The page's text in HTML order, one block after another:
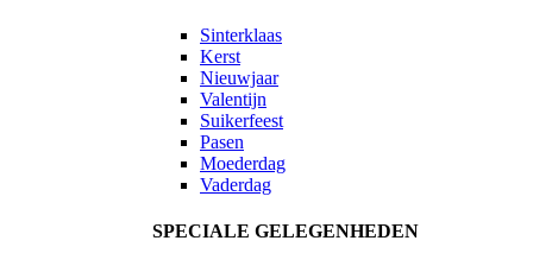
Sinterklaas
Kerst
Nieuwjaar
Valentijn
Suikerfeest
Pasen
Moederdag
Vaderdag
SPECIALE GELEGENHEDEN